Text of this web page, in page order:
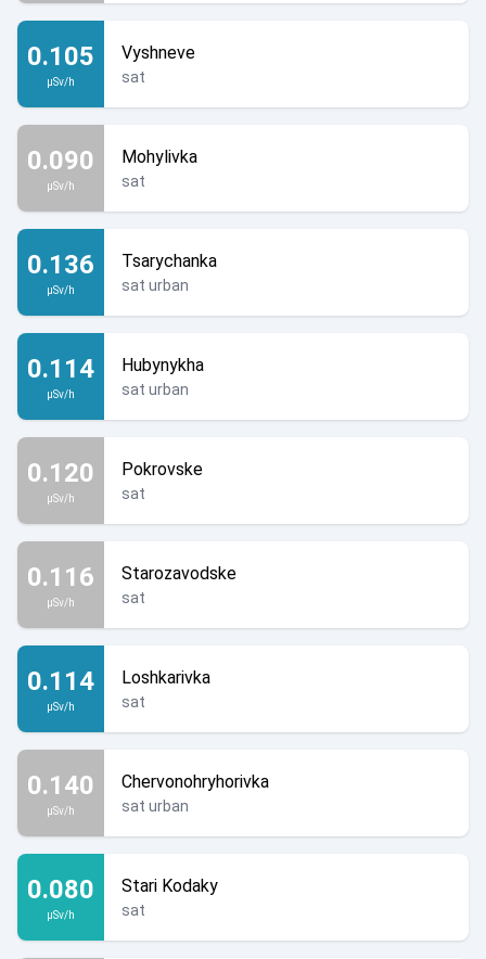
0.105
µSv/h
Vyshneve
sat
0.090
µSv/h
Mohylivka
sat
0.136
µSv/h
Tsarychanka
sat urban
0.114
µSv/h
Hubynykha
sat urban
0.120
µSv/h
Pokrovske
sat
0.116
µSv/h
Starozavodske
sat
0.114
µSv/h
Loshkarivka
sat
0.140
µSv/h
Chervonohryhorivka
sat urban
0.080
µSv/h
Stari Kodaky
sat